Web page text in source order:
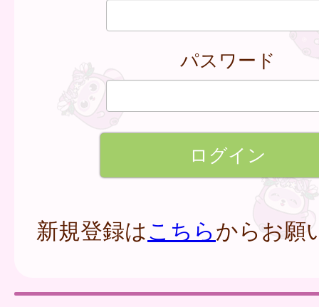
パスワード
新規登録はこちらからお願